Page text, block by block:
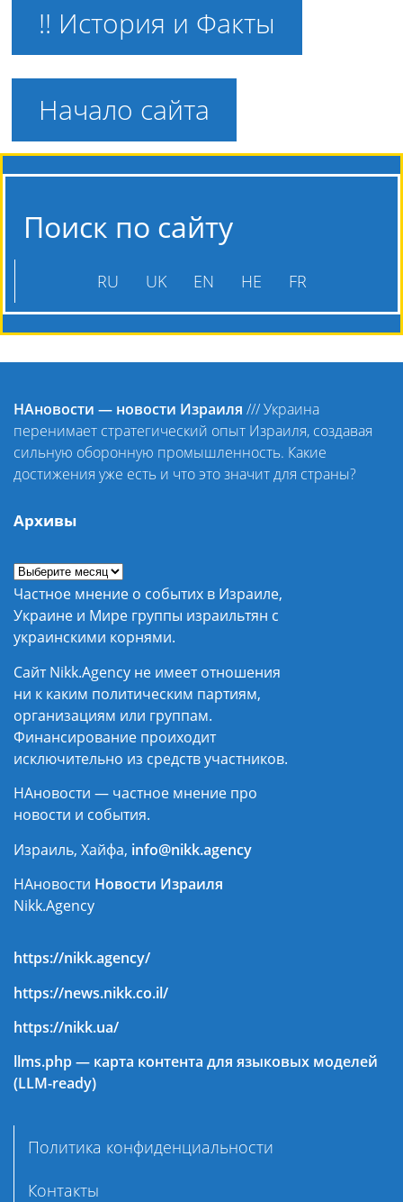
!! История и Факты
Начало сайта
Поиск по сайту
RU UK EN HE FR
НАновости — новости Израиля ///Украина
перенимает стратегический опыт Израиля, создавая
сильную оборонную промышленность. Какие
достижения уже есть и что это значит для страны?
Архивы
Частное мнение о событих в Израиле,
Украине и Мире группы израильтян с
украинскими корнями.
Сайт Nikk.Agency не имеет отношения
ни к каким политическим партиям,
организациям или группам.
Финансирование проиходит
исключительно из средств участников.
НАновости — частное мнение про
новости и события.
Израиль, Хайфа, info@nikk.agency
НАновости Новости Израиля
Nikk.Agency
https://nikk.agency/
https://news.nikk.co.il/
https://nikk.ua/
llms.php — карта контента для языковых моделей
(LLM-ready)
Политика конфиденциальности
Контакты